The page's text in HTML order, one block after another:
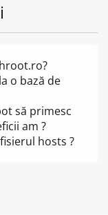
o bază de
să primesc
am ?
hosts ?